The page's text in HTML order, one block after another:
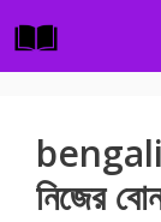
to
content
নিজের